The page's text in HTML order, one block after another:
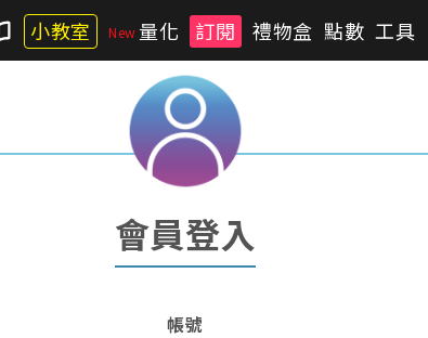
小教室 量化 訂閱 禮物盒 點數 工具
會員登入
帳號